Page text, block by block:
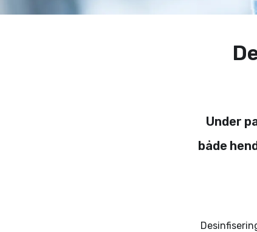
Under
både